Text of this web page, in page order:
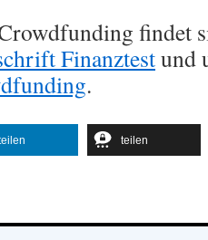
findet
Finanztestund
.
teilen